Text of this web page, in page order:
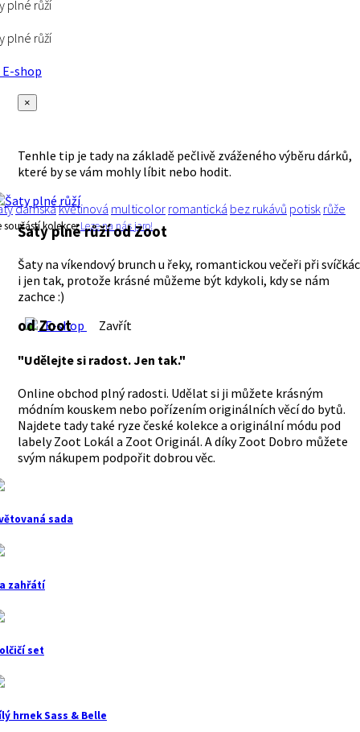
plné růží
plné růží
shop
×
Tenhle tip je tady na základě pečlivě zváženého výběru dárků,
které by se vám mohly líbit nebo hodit.
dámskákvětinová multicolor romantická bez rukávů potisk růže
součástí kolekce:Leze na nás jaro!
Šaty plné růžíod Zoot
Šaty na víkendový brunch u řeky, romantickou večeři při
i jen tak, protože krásné můžeme být kdykoli, kdy se nám
zachce :)
E-shop
Zavřít
od Zoot
"Udělejte si radost. Jen tak."
Online obchod plný radosti. Udělat si ji můžete krásným
módním kouskem nebo pořízením originálních věcí do bytů.
Najdete tady také ryze české kolekce a originální módu pod
labely Zoot Lokál a Zoot Originál. A díky Zoot Dobro můžete
svým nákupem podpořit dobrou věc.
sada
zahřátí
set
hrnek Sass & Belle